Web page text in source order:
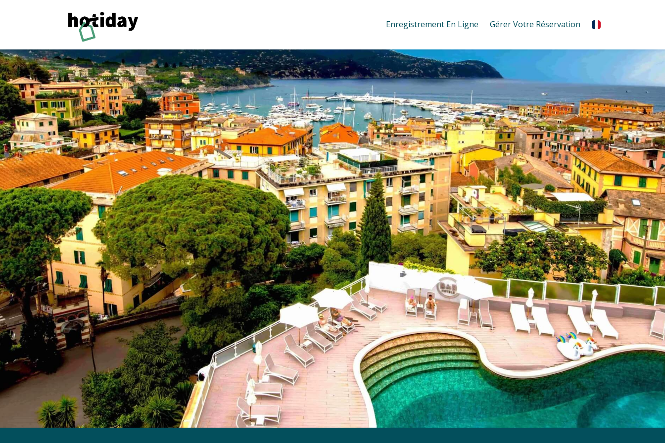
Enregistrement En Ligne Gérer Votre Réservation